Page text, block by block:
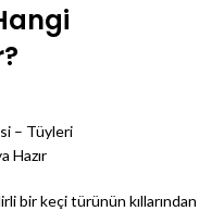
– Tüyleri
Hazır
bir keçi türünün kıllarından